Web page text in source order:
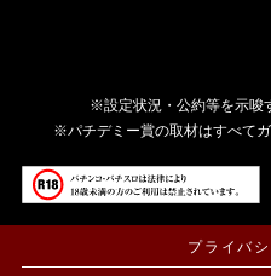
※設定状況・公約等を示唆
※パチデミー賞の取材はすべて
プライバ